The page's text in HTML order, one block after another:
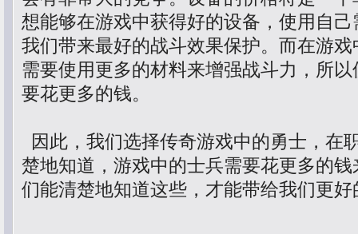
想能够在游戏中获得好的设备，使用自
我们带来最好的战斗效果保护。而在游
需要使用更多的材料来增强战斗力，所
要花更多的钱。
因此，我们选择传奇游戏中的勇士，在
楚地知道，游戏中的士兵需要花更多的
们能清楚地知道这些，才能带给我们更